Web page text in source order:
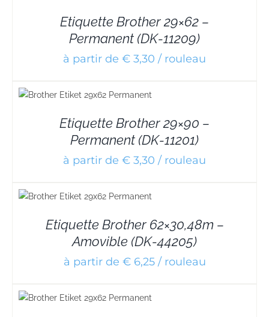
Etiquette Brother 29×62 –
Permanent (DK-11209)
à partir de € 3,30 / rouleau
Etiquette Brother 29×90 –
Permanent (DK-11201)
à partir de € 3,30 / rouleau
Etiquette Brother 62×30,48m –
Amovible (DK-44205)
à partir de € 6,25 / rouleau